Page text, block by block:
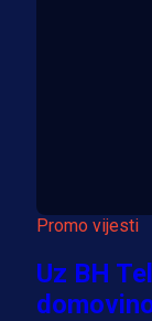
Promo vijesti
Uz BH